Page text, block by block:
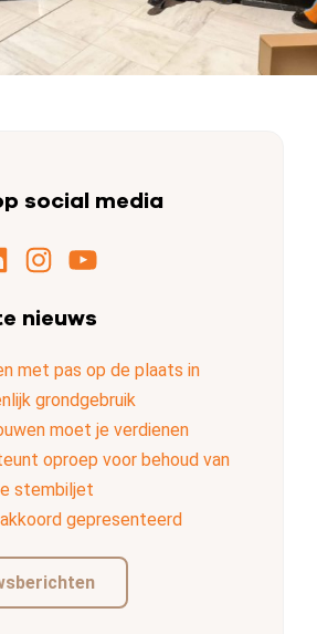
social media
Instagram YouTube
nieuws
met pas op de plaats in
grondgebruik
moet je verdienen
oproep voor behoud van
stembiljet
gepresenteerd